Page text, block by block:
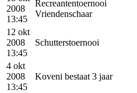
2008
13:45
Recreantentoernooi
Vriendenschaar
12 okt
2008
13:45
Schutterstoernooi
4 okt
2008
13:45
Koveni bestaat 3 jaar